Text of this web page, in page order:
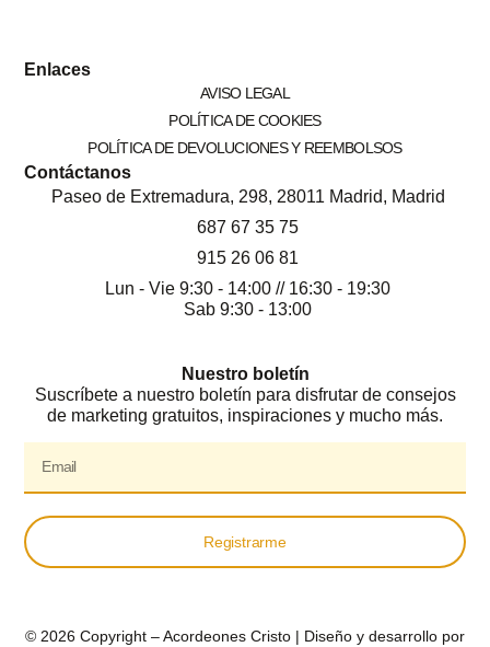
Enlaces
AVISO LEGAL
POLÍTICA DE COOKIES
POLÍTICA DE DEVOLUCIONES Y REEMBOLSOS
Contáctanos
Paseo de Extremadura, 298, 28011 Madrid, Madrid
687 67 35 75
915 26 06 81
Lun - Vie 9:30 - 14:00 // 16:30 - 19:30
Sab 9:30 - 13:00
Nuestro boletín
Suscríbete a nuestro boletín para disfrutar de consejos
de marketing gratuitos, inspiraciones y mucho más.
Registrarme
© 2026 Copyright – Acordeones Cristo | Diseño y desarrollo por